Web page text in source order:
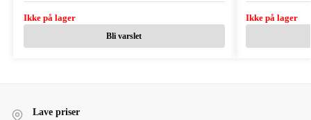
Ikke på lager
Bli varslet
Ikke på lager
Lave priser